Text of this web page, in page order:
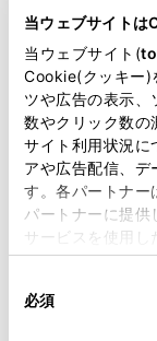
当ウェブサイトは
当ウェブサイト(
Cookie(クッキー)
ツや広告の表示、
数やクリック数の
サイト利用状況に
アや広告配信、デ
す。各パートナー
パートナーに提供
サービスを使用
使用することがあ
必須
車両価格
※ 価格は展示店
定額お支払い
頭金・ボー
年式 2022
修復 なし
整備 定期点
カローラ埼